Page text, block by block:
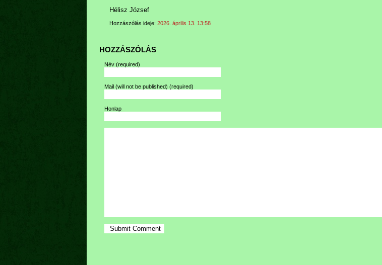
Hélisz József
Hozzászólás ideje: 2026. április 13. 13:58
HOZZÁSZÓLÁS
Név (required)
Mail (will not be published) (required)
Honlap